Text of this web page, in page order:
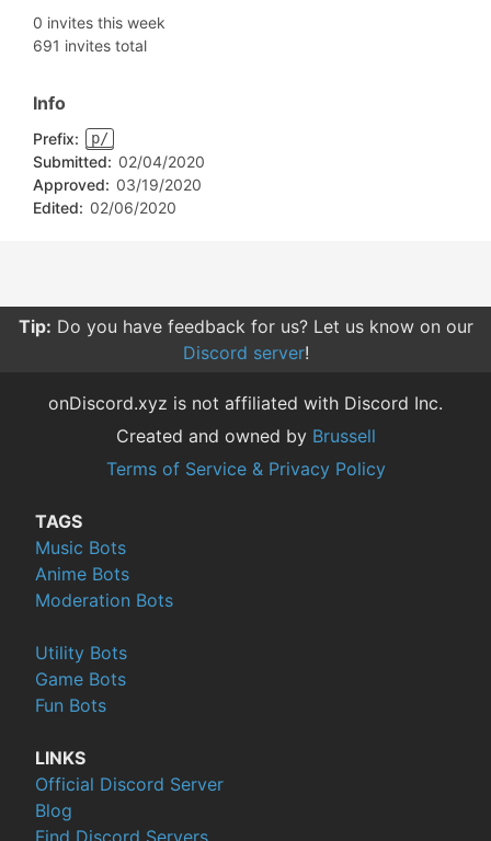
0 invites this week
691 invites total
Info
Prefix: p/
Submitted: 02/04/2020
Approved: 03/19/2020
Edited: 02/06/2020
Tip: Do you have feedback for us? Let us know on our
Discord server!
onDiscord.xyz is not affiliated with Discord Inc.
Created and owned by Brussell
Terms of Service & Privacy Policy
TAGS
Music Bots
Anime Bots
Moderation Bots
Utility Bots
Game Bots
Fun Bots
LINKS
Official Discord Server
Blog